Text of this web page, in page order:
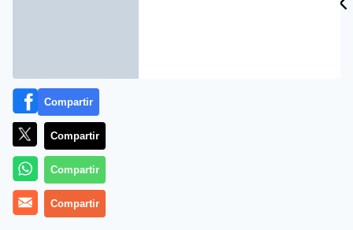
Más información
Compartir
Compartir
Compartir
Compartir